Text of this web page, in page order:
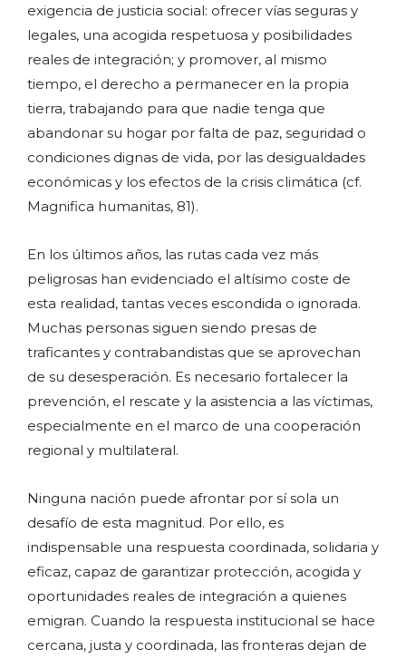
exigencia de justicia social: ofrecer vías seguras y
legales, una acogida respetuosa y posibilidades
reales de integración; y promover, al mismo
tiempo, el derecho a permanecer en la propia
tierra, trabajando para que nadie tenga que
abandonar su hogar por falta de paz, seguridad o
condiciones dignas de vida, por las desigualdades
económicas y los efectos de la crisis climática (cf.
Magnifica humanitas, 81).
En los últimos años, las rutas cada vez más
peligrosas han evidenciado el altísimo coste de
esta realidad, tantas veces escondida o ignorada.
Muchas personas siguen siendo presas de
traficantes y contrabandistas que se aprovechan
de su desesperación. Es necesario fortalecer la
prevención, el rescate y la asistencia a las víctimas,
especialmente en el marco de una cooperación
regional y multilateral.
Ninguna nación puede afrontar por sí sola un
desafío de esta magnitud. Por ello, es
indispensable una respuesta coordinada, solidaria y
eficaz, capaz de garantizar protección, acogida y
oportunidades reales de integración a quienes
emigran. Cuando la respuesta institucional se hace
cercana, justa y coordinada, las fronteras dejan de